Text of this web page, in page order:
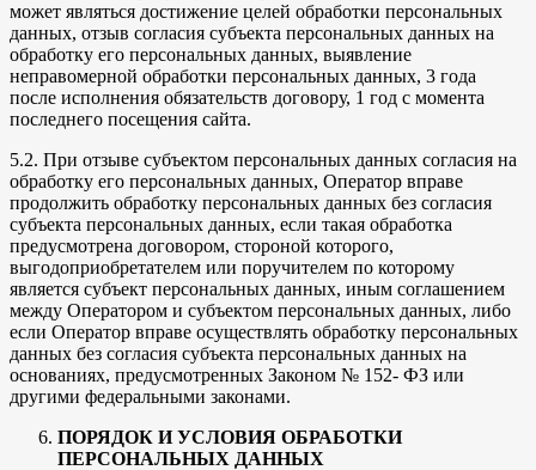
может являться достижение целей обработки персональных
данных, отзыв согласия субъекта персональных данных на
обработку его персональных данных, выявление
неправомерной обработки персональных данных, 3 года
после исполнения обязательств договору, 1 год с момента
последнего посещения сайта.
5.2. При отзыве субъектом персональных данных согласия на
обработку его персональных данных, Оператор вправе
продолжить обработку персональных данных без согласия
субъекта персональных данных, если такая обработка
предусмотрена договором, стороной которого,
выгодоприобретателем или поручителем по которому
является субъект персональных данных, иным соглашением
между Оператором и субъектом персональных данных, либо
если Оператор вправе осуществлять обработку персональных
данных без согласия субъекта персональных данных на
основаниях, предусмотренных Законом № 152- ФЗ или
другими федеральными законами.
ПОРЯДОК И УСЛОВИЯ ОБРАБОТКИ
ПЕРСОНАЛЬНЫХ ДАННЫХ